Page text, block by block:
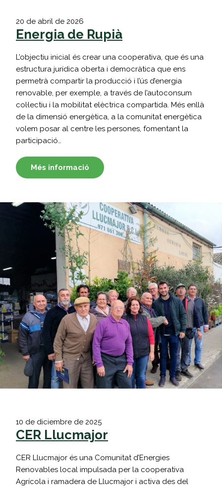
20 de abril de 2026
Energia de Rupià
L’objectiu inicial és crear una cooperativa, que és una
estructura jurídica oberta i democràtica que ens
permetrà compartir la producció i l’ús d’energia
renovable, per exemple, a través de l’autoconsum
col·lectiu i la mobilitat elèctrica compartida. Més enllà
de la dimensió energètica, a la comunitat energètica
volem posar al centre les persones, fomentant la
participació…
Més informació
10 de diciembre de 2025
CER Llucmajor
CER Llucmajor és una Comunitat d’Energies
Renovables local impulsada per la cooperativa
Agrícola i ramadera de Llucmajor i activa des del